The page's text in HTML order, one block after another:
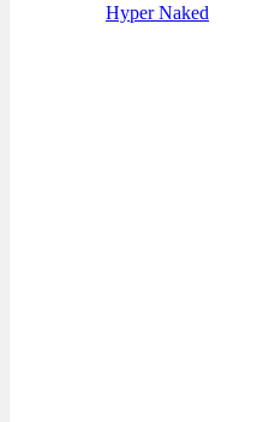
Hyper Naked